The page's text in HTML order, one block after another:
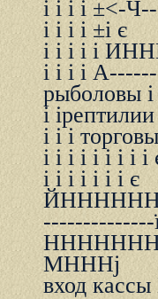
і і і і ±<-
і і і і ±і є
і і і і і
і і і і
pыболовы і
і іpептилии
і і і
і і і і і і і і і
і і і і і і і є
--------------
МНННј
вход